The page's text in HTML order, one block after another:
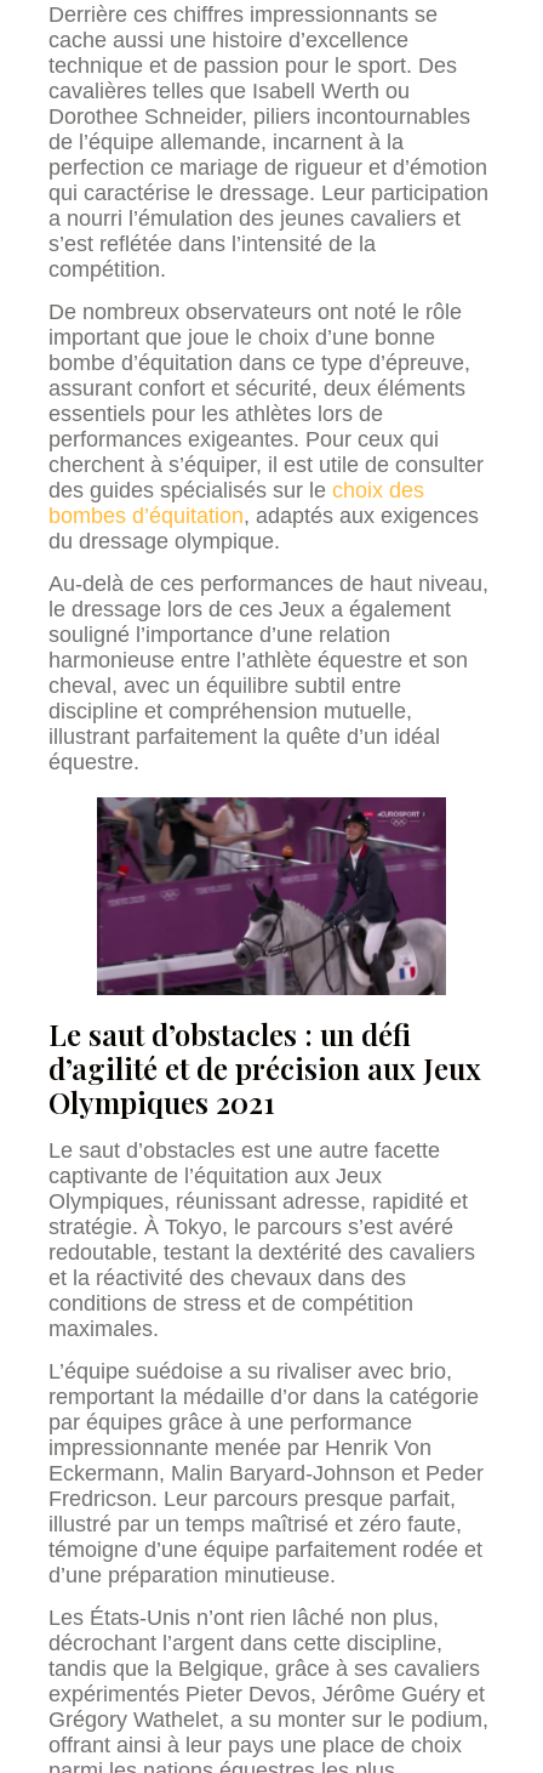
Derrière ces chiffres impressionnants se
cache aussi une histoire d’excellence
technique et de passion pour le sport. Des
cavalières telles que Isabell Werth ou
Dorothee Schneider, piliers incontournables
de l’équipe allemande, incarnent à la
perfection ce mariage de rigueur et d’émotion
qui caractérise le dressage. Leur participation
a nourri l’émulation des jeunes cavaliers et
s’est reflétée dans l’intensité de la
compétition.
De nombreux observateurs ont noté le rôle
important que joue le choix d’une bonne
bombe d’équitation dans ce type d’épreuve,
assurant confort et sécurité, deux éléments
essentiels pour les athlètes lors de
performances exigeantes. Pour ceux qui
cherchent à s’équiper, il est utile de consulter
des guides spécialisés sur le choix des
bombes d’équitation, adaptés aux exigences
du dressage olympique.
Au-delà de ces performances de haut niveau,
le dressage lors de ces Jeux a également
souligné l’importance d’une relation
harmonieuse entre l’athlète équestre et son
cheval, avec un équilibre subtil entre
discipline et compréhension mutuelle,
illustrant parfaitement la quête d’un idéal
équestre.
Le saut d’obstacles : un défi
d’agilité et de précision aux Jeux
Olympiques 2021
Le saut d’obstacles est une autre facette
captivante de l’équitation aux Jeux
Olympiques, réunissant adresse, rapidité et
stratégie. À Tokyo, le parcours s’est avéré
redoutable, testant la dextérité des cavaliers
et la réactivité des chevaux dans des
conditions de stress et de compétition
maximales.
L’équipe suédoise a su rivaliser avec brio,
remportant la médaille d’or dans la catégorie
par équipes grâce à une performance
impressionnante menée par Henrik Von
Eckermann, Malin Baryard-Johnson et Peder
Fredricson. Leur parcours presque parfait,
illustré par un temps maîtrisé et zéro faute,
témoigne d’une équipe parfaitement rodée et
d’une préparation minutieuse.
Les États-Unis n’ont rien lâché non plus,
décrochant l’argent dans cette discipline,
tandis que la Belgique, grâce à ses cavaliers
expérimentés Pieter Devos, Jérôme Guéry et
Grégory Wathelet, a su monter sur le podium,
offrant ainsi à leur pays une place de choix